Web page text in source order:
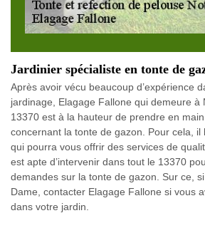
Jardinier spécialiste en tonte de
Après avoir vécu beaucoup d’expérience
jardinage, Elagage Fallone qui demeure à
13370 est à la hauteur de prendre en
concernant la tonte de gazon. Pour cela, il
qui pourra vous offrir des services de
est apte d’intervenir dans tout le 13370
demandes sur la tonte de gazon. Sur ce,
Dame, contacter Elagage Fallone si vous
dans votre jardin.